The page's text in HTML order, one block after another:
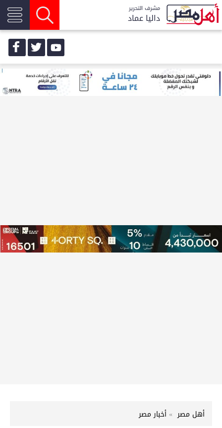
مشرف التحرير
داليا عماد
أهل مصر أخبار مصر